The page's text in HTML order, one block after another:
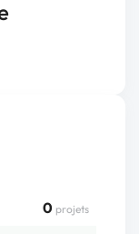
0 projets